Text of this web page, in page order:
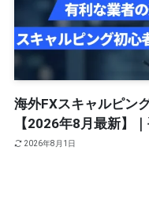
海外FXスキャルピン
【2026年8月最新】
2026年8月1日